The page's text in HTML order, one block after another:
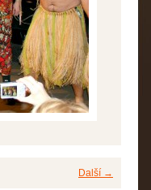
Další →